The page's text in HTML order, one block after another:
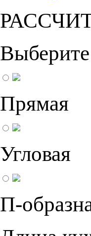
Прямая
Угловая
П-